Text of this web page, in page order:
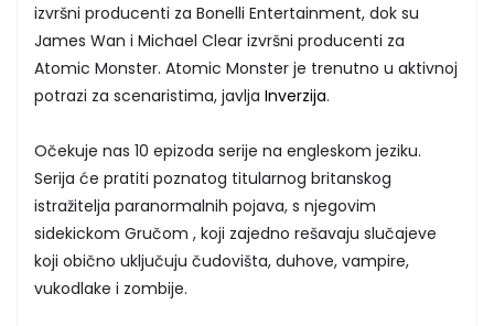
izvršni producenti za Bonelli Entertainment, dok su
James Wan i Michael Clear izvršni producenti za
Atomic Monster. Atomic Monster je trenutno u aktivnoj
potrazi za scenaristima, javlja Inverzija.
Očekuje nas 10 epizoda serije na engleskom jeziku.
Serija će pratiti poznatog titularnog britanskog
istražitelja paranormalnih pojava, s njegovim
sidekickom Gručom , koji zajedno rešavaju slučajeve
koji obično uključuju čudovišta, duhove, vampire,
vukodlake i zombije.